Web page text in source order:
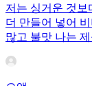
저는 싱거운 것보
더 만들어 넣어
많고 불맛 나는